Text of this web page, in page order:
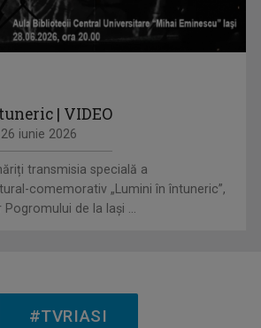
etnice din ...
de jurnalism, a învăţat ...
| VIDEO
iunie 2026
transmisia specială a
comemorativ „Lumini în întuneric”,
de la Iași ...
#TVRIASI